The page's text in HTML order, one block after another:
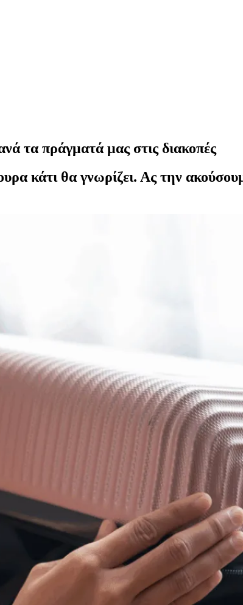
τα πράγματά μας στις διακοπές
κάτι θα γνωρίζει. Ας την